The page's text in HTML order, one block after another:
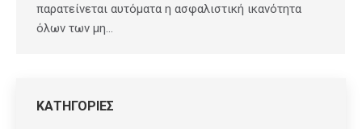
παρατείνεται αυτόματα η ασφαλιστική ικανότητα
όλων των μη…
ΚΑΤΗΓΟΡΙΕΣ